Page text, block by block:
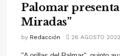
Palomar
Miradas”
by Redacción 26 AGOSTO 2022